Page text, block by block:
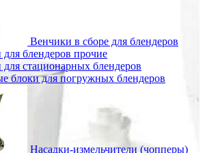
Венчики в сборе для блендеров
для блендеров прочие
для стационарных блендеров
блоки для погружных блендеров
Насадки-измельчители (чопперы)